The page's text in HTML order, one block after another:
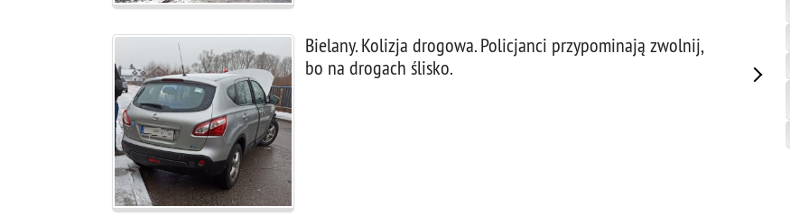
Bielany. Kolizja drogowa. Policjanci przypominają zwolnij,
bo na drogach ślisko.